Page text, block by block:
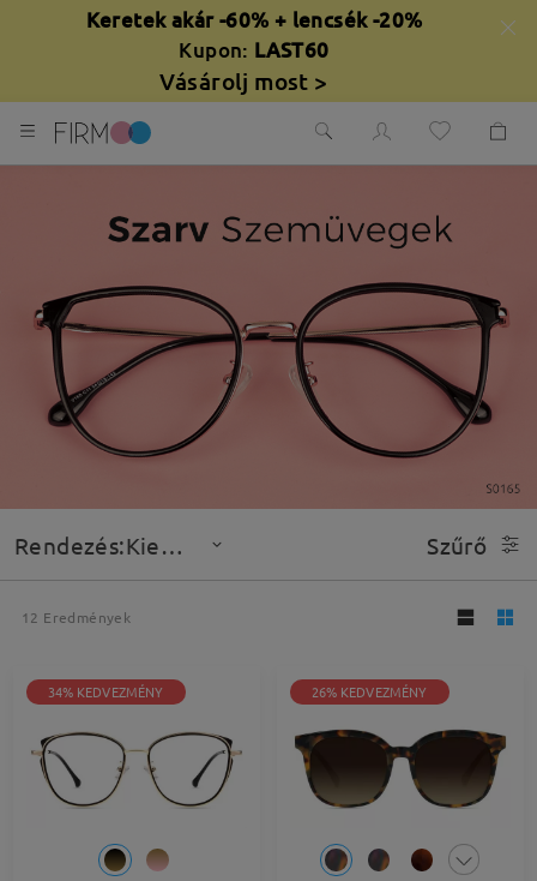
Keretek akár -60% + lencsék -20%
Kupon: LAST60
Vásárolj most >
Rendezés:Kiemelt Szűrő
12 Eredmények
34% KEDVEZMÉNY 26% KEDVEZMÉNY